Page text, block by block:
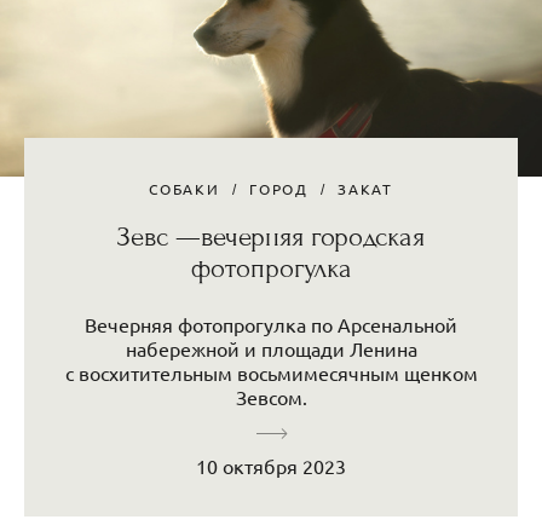
СОБАКИ ГОРОД ЗАКАТ
Зевс —вечерняя городская
фотопрогулка
Вечерняя фотопрогулка по Арсенальной
набережной и площади Ленина
с восхитительным восьмимесячным щенком
Зевсом.
10 октября 2023